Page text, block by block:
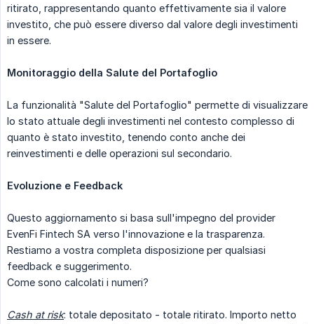
ritirato, rappresentando quanto effettivamente sia il valore
investito, che può essere diverso dal valore degli investimenti
in essere.
Monitoraggio della Salute del Portafoglio
La funzionalità "Salute del Portafoglio" permette di visualizzare
lo stato attuale degli investimenti nel contesto complesso di
quanto è stato investito, tenendo conto anche dei
reinvestimenti e delle operazioni sul secondario.
Evoluzione e Feedback
Questo aggiornamento si basa sull'impegno del provider
EvenFi Fintech SA verso l'innovazione e la trasparenza.
Restiamo a vostra completa disposizione per qualsiasi
feedback e suggerimento.
Come sono calcolati i numeri?
Cash at risk: totale depositato - totale ritirato. Importo netto